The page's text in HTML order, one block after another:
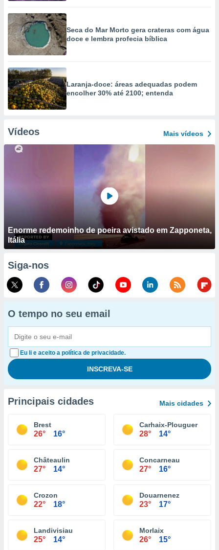
Seca do Mar Morto gera crateras com água
doce e lembra profecia bíblica
Laranja-doce: áreas adequadas podem
encolher 30% até 2100; entenda
Vídeos Mais vídeos
Enorme redemoinho de poeira avistado em Zapponeta,
Itália
Siga-nos
O tempo no seu email
Eu li e aceito a política de privacidade.
Principais cidades Mais cidades
Brest
26° 16°
Carhaix-Plouguer
28° 14°
Châteaulin
27° 14°
Concarneau
27° 16°
Crozon
22° 18°
Douarnenez
23° 17°
Landivisiau
25° 14°
Morlaix
26° 15°